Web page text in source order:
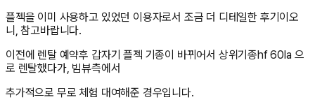
플젝을 이미 사용하고 있었던 이용자로서 조금 더 디테일한 후기이오
니, 참고바랍니다.
이전에 렌탈 예약후 갑자기 플젝 기종이 바뀌어서 상위기종hf 60la 으
로 렌탈했다가, 빔뷰측에서
추가적으로 무로 체험 대여해준 경우입니다.